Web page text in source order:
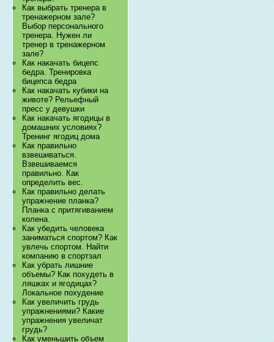
Как выбрать тренера в
тренажерном зале?
Выбор персонального
тренера. Нужен ли
тренер в тренажерном
зале?
Как накачать бицепс
бедра. Тренировка
бицепса бедра
Как накачать кубики на
животе? Рельефный
пресс у девушки
Как накачать ягодицы в
домашних условиях?
Тренинг ягодиц дома
Как правильно
взвешиваться.
Взвешиваемся
правильно. Как
определить вес.
Как правильно делать
упражнение планка?
Планка с притягиванием
колена.
Как убедить человека
заниматься спортом? Как
увлечь спортом. Найти
компанию в спортзал
Как убрать лишние
объемы? Как похудеть в
ляшках и ягодицах?
Локальное похудение
Как увеличить грудь
упражнениями? Какие
упражнения увеличат
грудь?
Как уменьшить объем